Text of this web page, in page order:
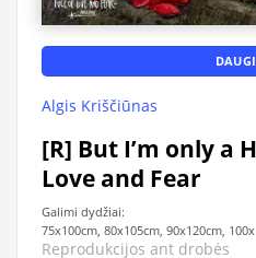
Algis Kriščiūnas
[R] But I’m only a
Love and Fear
Galimi dydžiai:
75x100cm, 80x105cm, 90x120cm,
Reprodukcijos ant drobės